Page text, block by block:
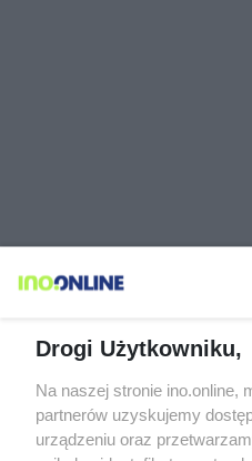
Drogi Użytkowniku,
Na naszej stronie ino.online,
partnerów uzyskujemy
urządzeniu oraz